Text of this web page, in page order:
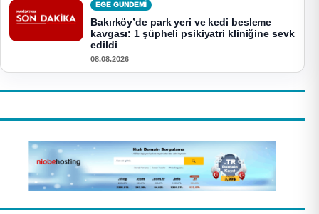
EGE GUNDEMİ
Bakırköy’de park yeri ve kedi besleme
kavgası: 1 şüpheli psikiyatri kliniğine sevk
edildi
08.08.2026